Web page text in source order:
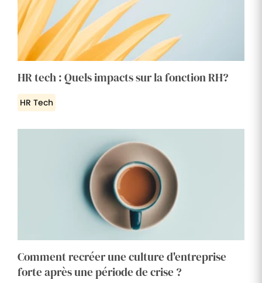
HR tech : Quels impacts sur la fonction RH?
HR Tech
Comment recréer une culture d'entreprise
forte après une période de crise ?